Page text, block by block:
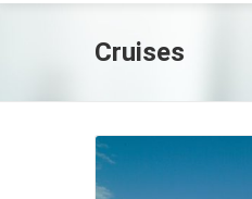
Cruises